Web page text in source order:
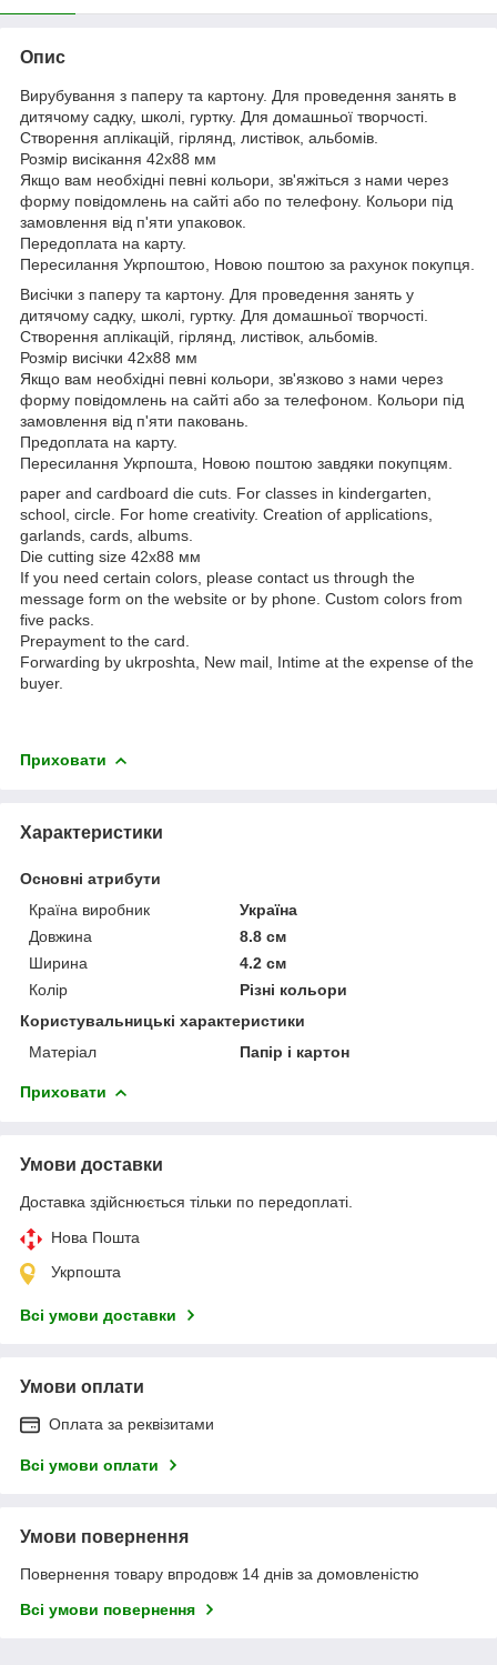
Опис
Вирубування з паперу та картону. Для проведення занять в
дитячому садку, школі, гуртку. Для домашньої творчості.
Створення аплікацій, гірлянд, листівок, альбомів.
Розмір висікання 42х88 мм
Якщо вам необхідні певні кольори, зв'яжіться з нами через
форму повідомлень на сайті або по телефону. Кольори під
замовлення від п'яти упаковок.
Передоплата на карту.
Пересилання Укрпоштою, Новою поштою за рахунок покупця.
Висічки з паперу та картону. Для проведення занять у
дитячому садку, школі, гуртку. Для домашньої творчості.
Створення аплікацій, гірлянд, листівок, альбомів.
Розмір висічки 42х88 мм
Якщо вам необхідні певні кольори, зв'язково з нами через
форму повідомлень на сайті або за телефоном. Кольори під
замовлення від п'яти паковань.
Предоплата на карту.
Пересилання Укрпошта, Новою поштою завдяки покупцям.
paper and cardboard die cuts. For classes in kindergarten,
school, circle. For home creativity. Creation of applications,
garlands, cards, albums.
Die cutting size 42х88 мм
If you need certain colors, please contact us through the
message form on the website or by phone. Custom colors from
five packs.
Prepayment to the card.
Forwarding by ukrposhta, New mail, Intime at the expense of the
buyer.
Приховати
Характеристики
Основні атрибути
Країна виробник
Україна
Довжина
8.8 см
Ширина
4.2 см
Колір
Різні кольори
Користувальницькі характеристики
Матеріал
Папір і картон
Приховати
Умови доставки
Доставка здійснюється тільки по передоплаті.
Нова Пошта
Укрпошта
Всі умови доставки
Умови оплати
Оплата за реквізитами
Всі умови оплати
Умови повернення
Повернення товару впродовж 14 днів за домовленістю
Всі умови повернення